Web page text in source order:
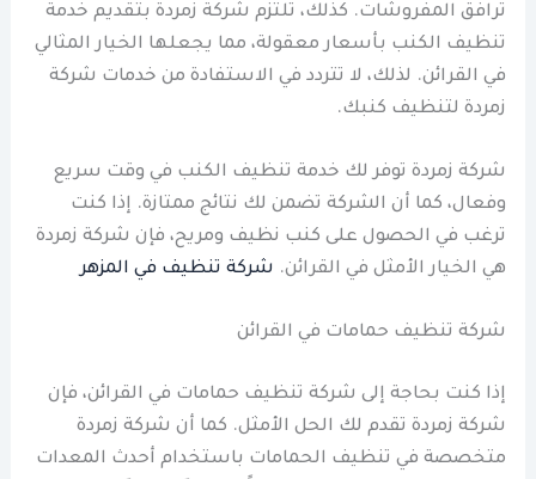
ترافق المفروشات. كذلك، تلتزم شركة زمردة بتقديم خدمة
تنظيف الكنب بأسعار معقولة، مما يجعلها الخيار المثالي
في القرائن. لذلك، لا تتردد في الاستفادة من خدمات شركة
زمردة لتنظيف كنبك.
شركة زمردة توفر لك خدمة تنظيف الكنب في وقت سريع
وفعال، كما أن الشركة تضمن لك نتائج ممتازة. إذا كنت
ترغب في الحصول على كنب نظيف ومريح، فإن شركة زمردة
هي الخيار الأمثل في القرائن. شركة تنظيف في المزهر
شركة تنظيف حمامات في القرائن
إذا كنت بحاجة إلى شركة تنظيف حمامات في القرائن، فإن
شركة زمردة تقدم لك الحل الأمثل. كما أن شركة زمردة
متخصصة في تنظيف الحمامات باستخدام أحدث المعدات